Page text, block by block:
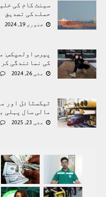
سینٹ کام کی
حملے کی تصدیق
جنوری 19, 2024
پیرس اولمپکس:
کی نمائندگی
مئی 26, 2024
ٹیکسٹائل اور
مالی سال پہلی بار 1.35 فیصد کمی
مئی 23, 2025